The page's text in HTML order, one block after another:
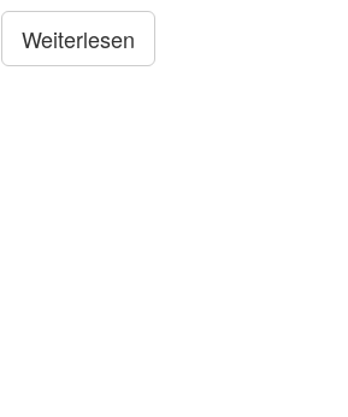
Weiterlesen